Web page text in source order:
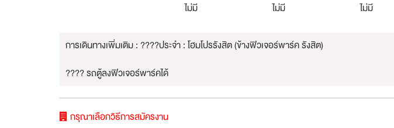
ไม่มี ไม่มี ไม่มี
การเดินทางเพิ่มเติม : ????ประจำ : โฮมโปรรังสิต (ข้างฟิวเจอร์พาร์ค รังสิต)
???? รถตู้ลงฟิวเจอร์พาร์คได้
กรุณาเลือกวิธีการสมัครงาน